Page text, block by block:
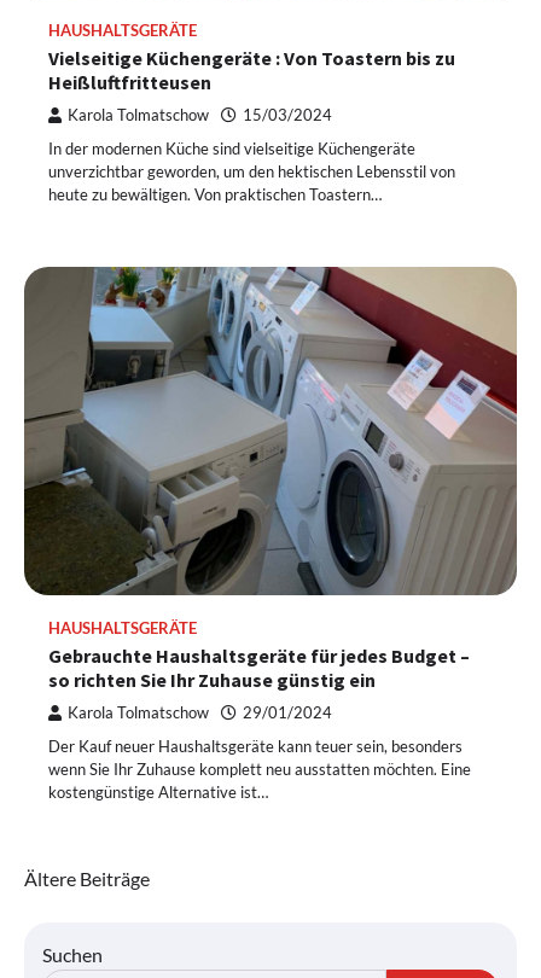
HAUSHALTSGERÄTE
Vielseitige Küchengeräte : Von Toastern bis zu
Heißluftfritteusen
Karola Tolmatschow 15/03/2024
In der modernen Küche sind vielseitige Küchengeräte
unverzichtbar geworden, um den hektischen Lebensstil von
heute zu bewältigen. Von praktischen Toastern…
HAUSHALTSGERÄTE
Gebrauchte Haushaltsgeräte für jedes Budget –
so richten Sie Ihr Zuhause günstig ein
Karola Tolmatschow 29/01/2024
Der Kauf neuer Haushaltsgeräte kann teuer sein, besonders
wenn Sie Ihr Zuhause komplett neu ausstatten möchten. Eine
kostengünstige Alternative ist…
Beitragsnavigation
Ältere Beiträge
Suchen